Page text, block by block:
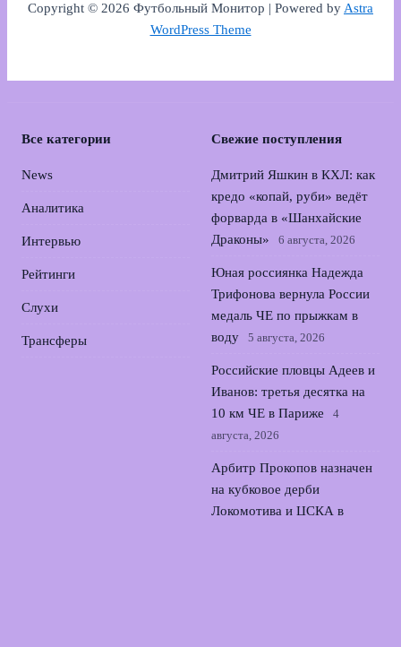
Copyright © 2026 Футбольный Монитор | Powered byAstra
WordPress Theme
Все категории
News
Аналитика
Интервью
Рейтинги
Слухи
Трансферы
Свежие поступления
Дмитрий Яшкин в КХЛ: как
кредо «копай, руби» ведёт
форварда в «Шанхайские
Драконы»
6 августа, 2026
Юная россиянка Надежда
Трифонова вернула России
медаль ЧЕ по прыжкам в
воду
5 августа, 2026
Российские пловцы Адеев и
Иванов: третья десятка на
10 км ЧЕ в Париже
4
августа, 2026
Арбитр Прокопов назначен
на кубковое дерби
Локомотива и ЦСКА в